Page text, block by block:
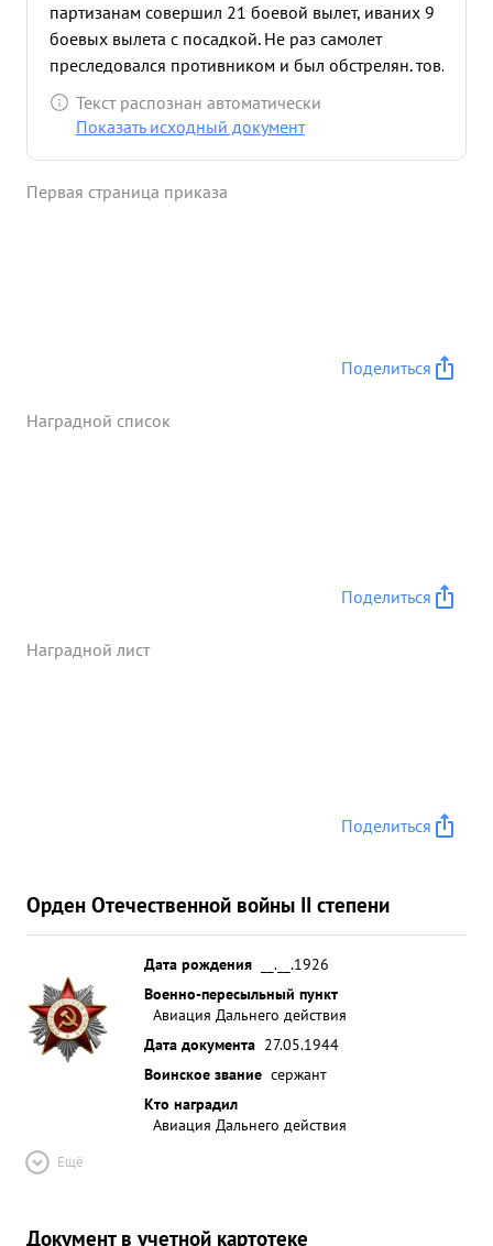
партизанам совершил 21 боевой вылет, иваних 9
боевых вылета с посадкой. Не раз самолет
преследовался противником и был обстрелян. тов.
Дорфман личной отвагой воодушевлял личный
состав экипажа. передвая обстановку на большую
Текст распознан автоматически
Показать исходный документ
Первая страница приказа
Поделиться
Наградной список
Поделиться
Наградной лист
Поделиться
Орден Отечественной войны II степени
Дата рождения
__.__.1926
Военно-пересыльный пункт
Авиация Дальнего действия
Дата документа 27.05.1944
Воинское звание сержант
Кто наградил
Авиация Дальнего действия
Ещё
Документ в учетной картотеке